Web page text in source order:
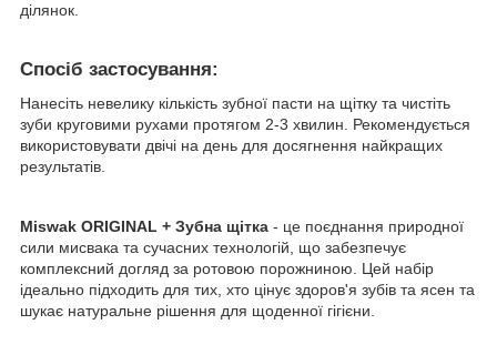
ділянок.
Спосіб застосування:
Нанесіть невелику кількість зубної пасти на щітку та чистіть
зуби круговими рухами протягом 2-3 хвилин. Рекомендується
використовувати двічі на день для досягнення найкращих
результатів.
Miswak ORIGINAL + Зубна щітка - це поєднання природної
сили мисвака та сучасних технологій, що забезпечує
комплексний догляд за ротовою порожниною. Цей набір
ідеально підходить для тих, хто цінує здоров'я зубів та ясен та
шукає натуральне рішення для щоденної гігієни.